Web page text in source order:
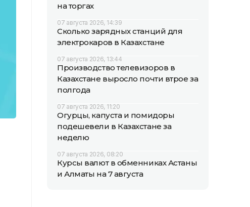
на торгах
07 августа 2026, 14:39
Сколько зарядных станций для
электрокаров в Казахстане
07 августа 2026, 13:44
Производство телевизоров в
Казахстане выросло почти втрое за
полгода
07 августа 2026, 11:20
Огурцы, капуста и помидоры
подешевели в Казахстане за
неделю
07 августа 2026, 08:20
Курсы валют в обменниках Астаны
и Алматы на 7 августа